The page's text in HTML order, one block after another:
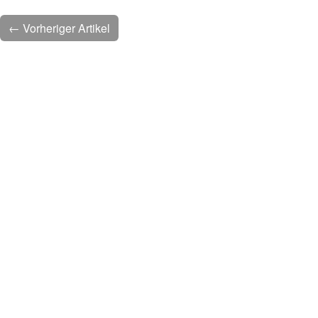
← Vorheriger Artikel